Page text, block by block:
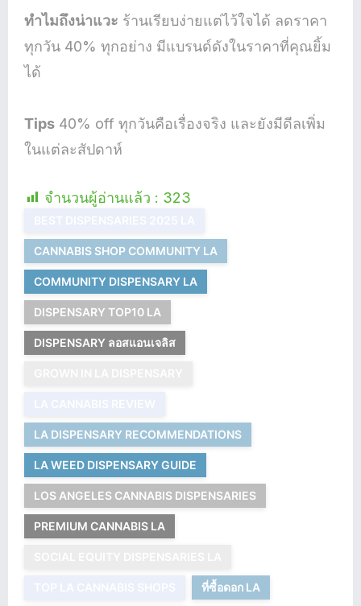
ทำไมถึงน่าแวะ ร้านเรียบง่ายแต่ไว้ใจได้ ลดราคา
ทุกวัน 40% ทุกอย่าง มีแบรนด์ดังในราคาที่คุณยิ้ม
ได้
Tips 40% off ทุกวันคือเรื่องจริง และยังมีดีลเพิ่ม
ในแต่ละสัปดาห์
จำนวนผู้อ่านแล้ว : 323
CANNABIS SHOP COMMUNITY LA
COMMUNITY DISPENSARY LA
DISPENSARY TOP10 LA
DISPENSARY ลอสแอนเจลิส
LA DISPENSARY RECOMMENDATIONS
LA WEED DISPENSARY GUIDE
LOS ANGELES CANNABIS DISPENSARIES
PREMIUM CANNABIS LA
ที่ซื้อดอก LA